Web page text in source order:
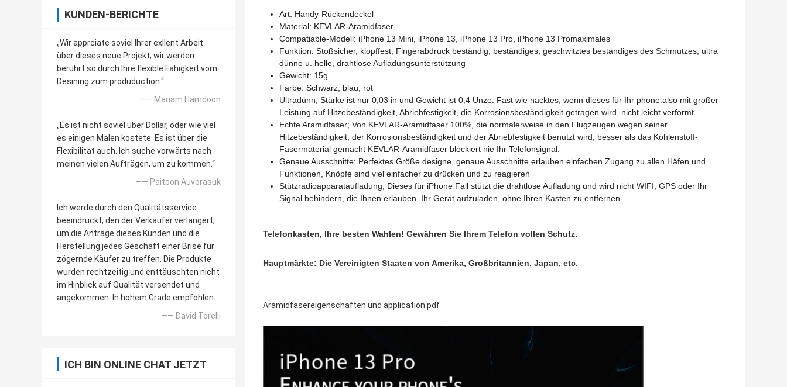
KUNDEN-BERICHTE
„Wir apprciate soviel Ihrer exllent Arbeit
über dieses neue Projekt, wir werden
berührt so durch Ihre flexible Fähigkeit vom
Desining zum produduction.“
—— Mariam Hamdoon
„Es ist nicht soviel über Dollar, oder wie viel
es einigen Malen kostete. Es ist über die
Flexibilität auch. Ich suche vorwärts nach
meinen vielen Aufträgen, um zu kommen.“
—— Paitoon Auvorasuk
Ich werde durch den Qualitätsservice
beeindruckt, den der Verkäufer verlängert,
um die Anträge dieses Kunden und die
Herstellung jedes Geschäft einer Brise für
zögernde Käufer zu treffen. Die Produkte
wurden rechtzeitig und enttäuschten nicht
im Hinblick auf Qualität versendet und
angekommen. In hohem Grade empfohlen.
—— David Torelli
ICH BIN ONLINE CHAT JETZT
Art: Handy-Rückendeckel
Material: KEVLAR-Aramidfaser
Compatiable-Modell: iPhone 13 Mini, iPhone 13, iPhone 13 Pro, iPhone 13 Promaximales
Funktion: Stoßsicher, klopffest, Fingerabdruck beständig, beständiges, geschwitztes beständiges des Schmutzes, ultra
dünne u. helle, drahtlose Aufladungsunterstützung
Gewicht: 15g
Farbe: Schwarz, blau, rot
Ultradünn; Stärke ist nur 0,03 in und Gewicht ist 0,4 Unze. Fast wie nacktes, wenn dieses für Ihr phone.also mit großer
Leistung auf Hitzebeständigkeit, Abriebfestigkeit, die Korrosionsbeständigkeit getragen wird, nicht leicht verformt.
Echte Aramidfaser; Von KEVLAR-Aramidfaser 100%, die normalerweise in den Flugzeugen wegen seiner
Hitzebeständigkeit, der Korrosionsbeständigkeit und der Abriebfestigkeit benutzt wird, besser als das Kohlenstoff-
Fasermaterial gemacht KEVLAR-Aramidfaser blockiert nie Ihr Telefonsignal.
Genaue Ausschnitte; Perfektes Größe designe, genaue Ausschnitte erlauben einfachen Zugang zu allen Häfen und
Funktionen, Knöpfe sind viel einfacher zu drücken und zu reagieren
Stützradioapparataufladung; Dieses für iPhone Fall stützt die drahtlose Aufladung und wird nicht WIFI, GPS oder Ihr
Signal behindern, die Ihnen erlauben, Ihr Gerät aufzuladen, ohne Ihren Kasten zu entfernen.
Telefonkasten, Ihre besten Wahlen! Gewähren Sie Ihrem Telefon vollen Schutz.
Hauptmärkte: Die Vereinigten Staaten von Amerika, Großbritannien, Japan, etc.
Aramidfasereigenschaften und application.pdf